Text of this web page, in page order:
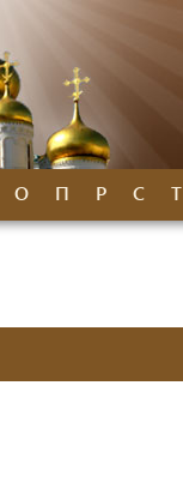
О П Р С Т